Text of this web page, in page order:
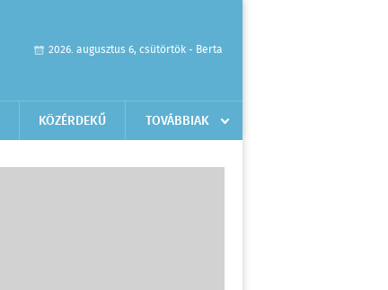
2026. augusztus 6, csütörtök - Berta
KÖZÉRDEKŰ TOVÁBBIAK